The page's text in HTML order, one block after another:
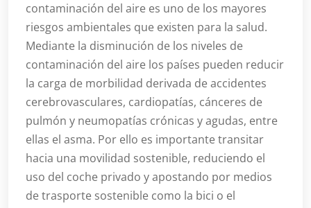
contaminación del aire es uno de los mayores
riesgos ambientales que existen para la salud.
Mediante la disminución de los niveles de
contaminación del aire los países pueden reducir
la carga de morbilidad derivada de accidentes
cerebrovasculares, cardiopatías, cánceres de
pulmón y neumopatías crónicas y agudas, entre
ellas el asma. Por ello es importante transitar
hacia una movilidad sostenible, reduciendo el
uso del coche privado y apostando por medios
de trasporte sostenible como la bici o el